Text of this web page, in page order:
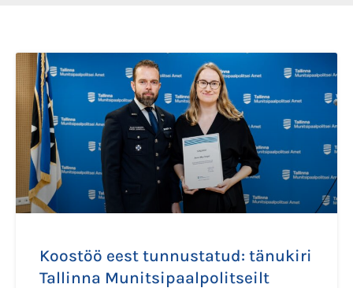
Koostöö eest tunnustatud: tänukiri
Tallinna Munitsipaalpolitseilt